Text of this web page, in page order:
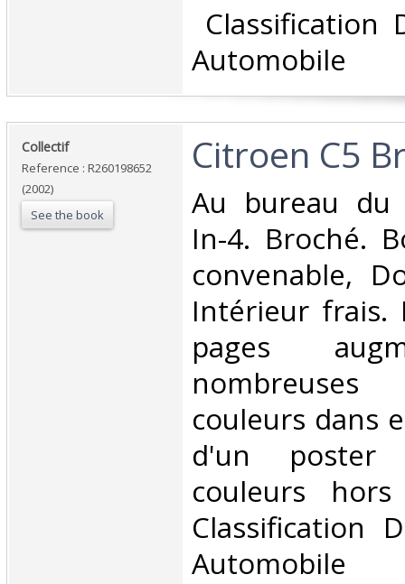
Classification
Automobile‎
‎Collectif‎
Reference : R260198652
(2002)
See the book
‎Citroen C5
‎Au bureau du
In-4. Broché.
convenable,
Intérieur frais.
pages
couleurs dans
d'un poster
couleurs
Classification
Automobile‎